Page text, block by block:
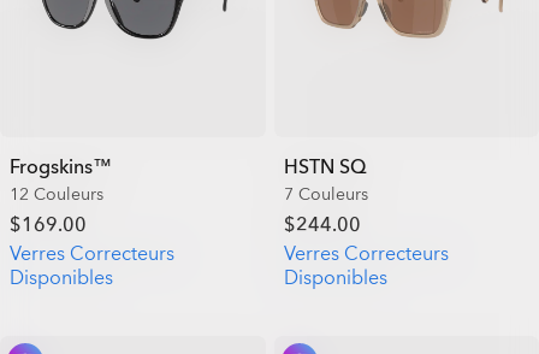
Frogskins™
12 Couleurs
$169.00
Verres Correcteurs
Disponibles
HSTN SQ
7 Couleurs
$244.00
Verres Correcteurs
Disponibles